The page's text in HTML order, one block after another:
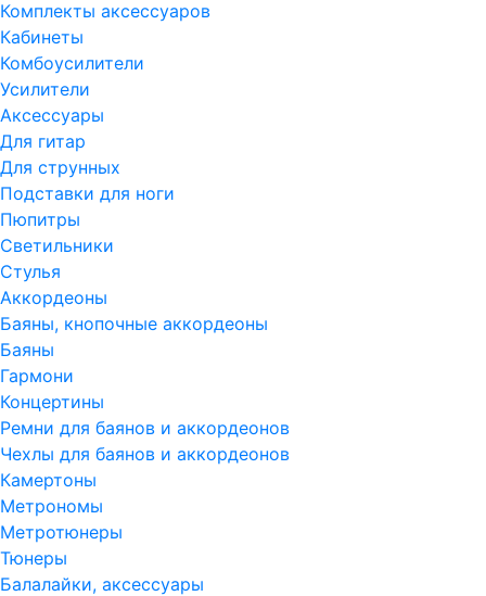
Комплекты аксессуаров
Кабинеты
Комбоусилители
Усилители
Аксессуары
Для гитар
Для струнных
Подставки для ноги
Пюпитры
Светильники
Стулья
Аккордеоны
Баяны, кнопочные аккордеоны
Баяны
Гармони
Концертины
Ремни для баянов и аккордеонов
Чехлы для баянов и аккордеонов
Камертоны
Метрономы
Метротюнеры
Тюнеры
Балалайки, аксессуары